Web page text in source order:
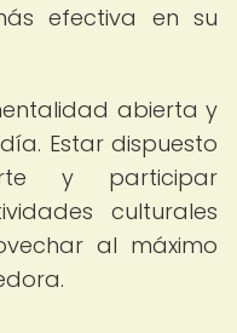
efectiva en su
abierta y
Estar dispuesto
y participar
culturales
al máximo